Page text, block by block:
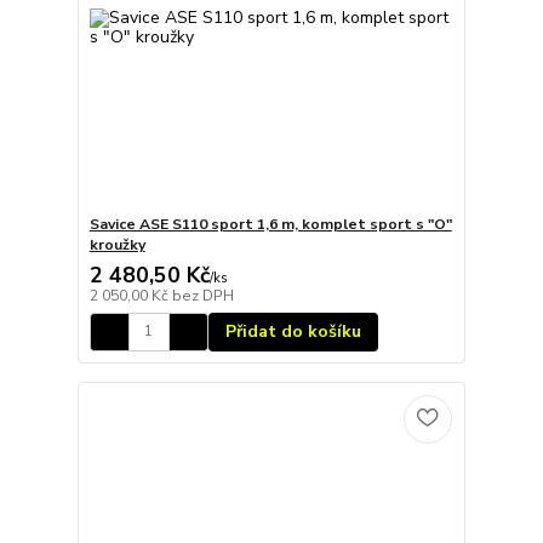
Savice ASE S110 sport 1,6 m, komplet sport s "O"
kroužky
2 480,50 Kč/ks
2 050,00 Kč bez DPH
Přidat do košíku